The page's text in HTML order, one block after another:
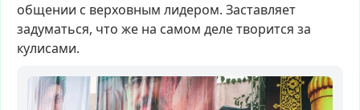
общении с верховным лидером. Заставляет
задуматься, что же на самом делетворится за
кулисами.